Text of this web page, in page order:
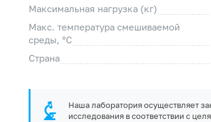
Максимальная нагрузка (кг)
Макс. температура смешиваемой
среды, °C
Страна
Наша лаборатория осуществляет
исследования в соответствии с